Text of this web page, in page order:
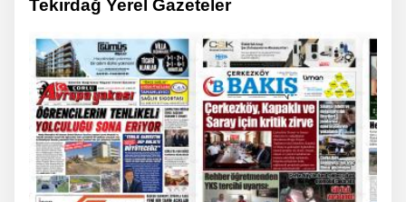
Tekirdağ Yerel Gazeteler